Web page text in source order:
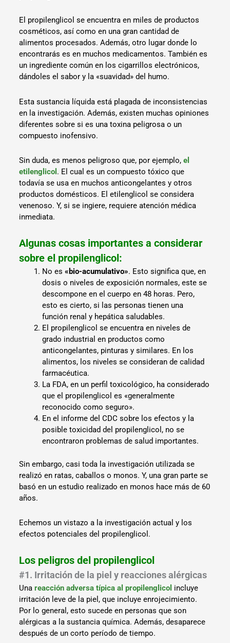
El propilenglicol se encuentra en miles de productos
cosméticos, así como en una gran cantidad de
alimentos procesados. Además, otro lugar donde lo
encontrarás es en muchos medicamentos. También es
un ingrediente común en los cigarrillos electrónicos,
dándoles el sabor y la «suavidad» del humo.
Esta sustancia líquida está plagada de inconsistencias
en la investigación. Además, existen muchas opiniones
diferentes sobre si es una toxina peligrosa o un
compuesto inofensivo.
Sin duda, es menos peligroso que, por ejemplo,el
etilenglicol . El cual es un compuesto tóxico que
todavía se usa en muchos anticongelantes y otros
productos domésticos. El etilenglicol se considera
venenoso. Y, si se ingiere, requiere atención médica
inmediata.
Algunas cosas importantes a considerar
sobre el propilenglicol:
No es«bio-acumulativo». Esto significa que, en
dosis o niveles de exposición normales, este se
descompone en el cuerpo en 48 horas. Pero,
esto es cierto, si las personas tienen una
función renal y hepática saludables.
El propilenglicol se encuentra en niveles de
grado industrial en productos como
anticongelantes, pinturas y similares. En los
alimentos, los niveles se consideran de calidad
farmacéutica.
La FDA, en un perfil toxicológico, ha considerado
que el propilenglicol es «generalmente
reconocido como seguro».
En el informe del CDC sobre los efectos y la
posible toxicidad del propilenglicol, no se
encontraron problemas de salud importantes.
Sin embargo, casi toda la investigación utilizada se
realizó en ratas, caballos o monos. Y, una gran parte se
basó en un estudio realizado en monos hace más de 60
años.
Echemos un vistazo a la investigación actual y los
efectos potenciales del propilenglicol.
Los peligros del propilenglicol
#1. Irritación de la piel y reacciones alérgicas
Unareacción adversa típica al propilenglicol incluye
irritación leve de la piel, que incluye enrojecimiento.
Por lo general, esto sucede en personas que son
alérgicas a la sustancia química. Además, desaparece
después de un corto período de tiempo.